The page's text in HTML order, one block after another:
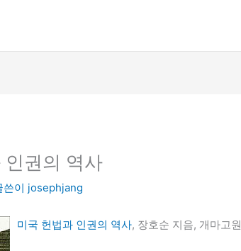
인권의 역사
쓴이 josephjang
미국 헌법과 인권의 역사, 장호순 지음, 개마고원